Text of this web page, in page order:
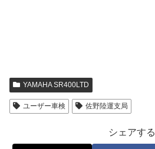
YAMAHA SR400LTD
ユーザー車検 佐野陸運支局
シェアする